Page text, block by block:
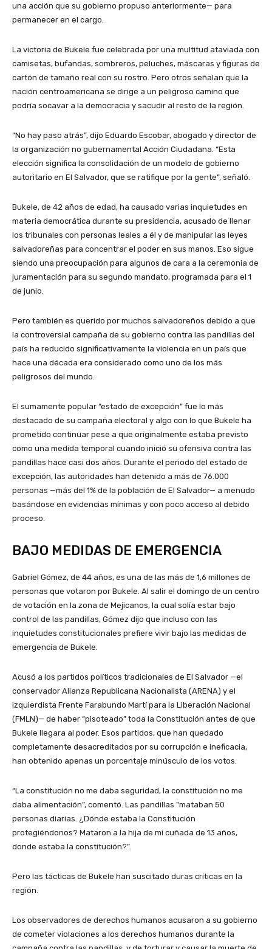
una acción que su gobierno propuso anteriormente— para
permanecer en el cargo.
La victoria de Bukele fue celebrada por una multitud ataviada con
camisetas, bufandas, sombreros, peluches, máscaras y figuras de
cartón de tamaño real con su rostro. Pero otros señalan que la
nación centroamericana se dirige a un peligroso camino que
podría socavar a la democracia y sacudir al resto de la región.
“No hay paso atrás”, dijo Eduardo Escobar, abogado y director de
la organización no gubernamental Acción Ciudadana. “Esta
elección significa la consolidación de un modelo de gobierno
autoritario en El Salvador, que se ratifique por la gente”, señaló.
Bukele, de 42 años de edad, ha causado varias inquietudes en
materia democrática durante su presidencia, acusado de llenar
los tribunales con personas leales a él y de manipular las leyes
salvadoreñas para concentrar el poder en sus manos. Eso sigue
siendo una preocupación para algunos de cara a la ceremonia de
juramentación para su segundo mandato, programada para el 1
de junio.
Pero también es querido por muchos salvadoreños debido a que
la controversial campaña de su gobierno contra las pandillas del
país ha reducido significativamente la violencia en un país que
hace una década era considerado como uno de los más
peligrosos del mundo.
El sumamente popular “estado de excepción” fue lo más
destacado de su campaña electoral y algo con lo que Bukele ha
prometido continuar pese a que originalmente estaba previsto
como una medida temporal cuando inició su ofensiva contra las
pandillas hace casi dos años. Durante el periodo del estado de
excepción, las autoridades han detenido a más de 76.000
personas —más del 1% de la población de El Salvador— a menudo
basándose en evidencias mínimas y con poco acceso al debido
proceso.
BAJO MEDIDAS DE EMERGENCIA
Gabriel Gómez, de 44 años, es una de las más de 1,6 millones de
personas que votaron por Bukele. Al salir el domingo de un centro
de votación en la zona de Mejicanos, la cual solía estar bajo
control de las pandillas, Gómez dijo que incluso con las
inquietudes constitucionales prefiere vivir bajo las medidas de
emergencia de Bukele.
Acusó a los partidos políticos tradicionales de El Salvador —el
conservador Alianza Republicana Nacionalista (ARENA) y el
izquierdista Frente Farabundo Martí para la Liberación Nacional
(FMLN)— de haber “pisoteado” toda la Constitución antes de que
Bukele llegara al poder. Esos partidos, que han quedado
completamente desacreditados por su corrupción e ineficacia,
han obtenido apenas un porcentaje minúsculo de los votos.
“La constitución no me daba seguridad, la constitución no me
daba alimentación”, comentó. Las pandillas "mataban 50
personas diarias. ¿Dónde estaba la Constitución
protegiéndonos? Mataron a la hija de mi cuñada de 13 años,
donde estaba la constitución?”.
Pero las tácticas de Bukele han suscitado duras críticas en la
región.
Los observadores de derechos humanos acusaron a su gobierno
de cometer violaciones a los derechos humanos durante la